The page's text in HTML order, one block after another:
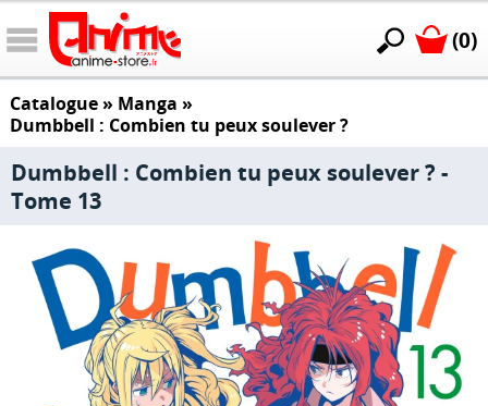
(0)
Catalogue» Manga »
Dumbbell : Combien tu peux soulever ?
Dumbbell : Combien tu peux soulever ? -
Tome 13